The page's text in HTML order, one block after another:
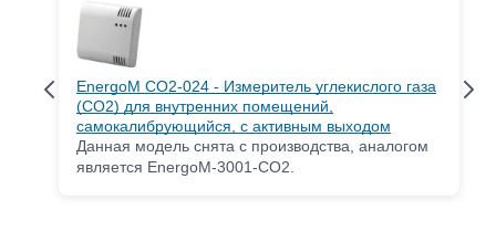
EnergoM CO2-024 - Измеритель углекислого газа
(CO2) для внутренних помещений,
самокалибрующийся, с активным выходом
Данная модель снята с производства, аналогом
является EnergoM-3001-CO2.